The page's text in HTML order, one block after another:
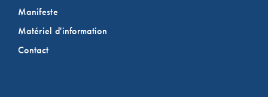
Manifeste
Matériel d'information
Contact